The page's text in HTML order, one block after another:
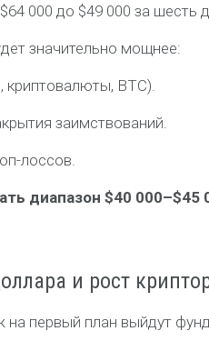
000 до $49 000 за шесть
значительно мощнее:
BTC).
заимствований.
лоссов.
диапазон $40 000–$45
и рост
первый план выйдут